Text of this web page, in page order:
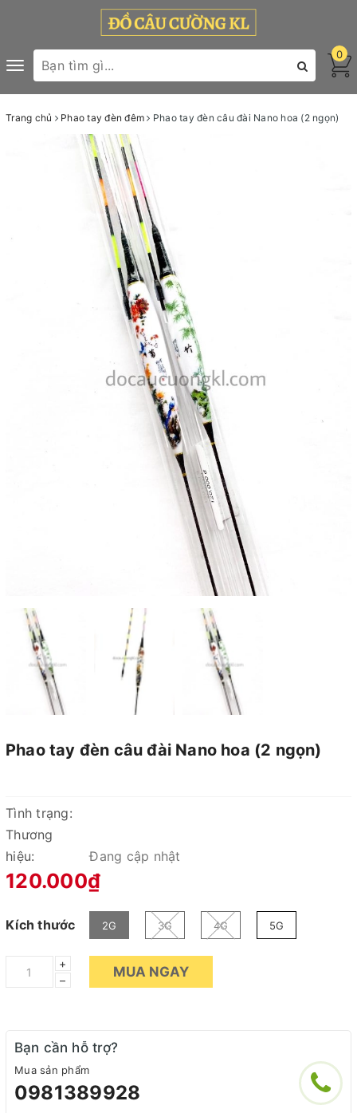
Toggle
navigation
0
Trang chủ Phao tay đèn đêm Phao tay đèn câu đài Nano hoa (2 ngọn)
Phao tay đèn câu đài Nano hoa (2 ngọn)
Tình trạng:
Thương
hiệu:
Đang cập nhật
120.000₫
Kích thước 2G 3G 4G 5G
+
–
MUA NGAY
Bạn cần hỗ trợ?
Mua sản phẩm
0981389928